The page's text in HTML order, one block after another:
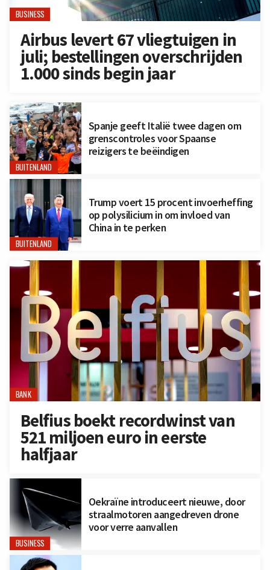
BUSINESS
Airbus levert 67 vliegtuigen in
juli; bestellingen overschrijden
1.000 sinds begin jaar
BUITENLAND
Spanje geeft Italië twee dagen om
grenscontroles voor Spaanse
reizigers te beëindigen
BUITENLAND
Trump voert 15 procent invoerheffing
op polysilicium in om invloed van
China in te perken
BANK
Belfius boekt recordwinst van
521 miljoen euro in eerste
halfjaar
BUSINESS
Oekraïne introduceert nieuwe, door
straalmotoren aangedreven drone
voor verre aanvallen